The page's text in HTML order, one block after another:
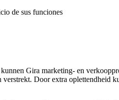
de sus funciones
Gira marketing- en
Door extra